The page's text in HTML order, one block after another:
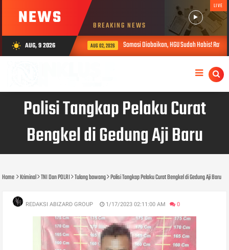
NEWS BREAKING NEWS
LIVE
wb_sunny AUG, 9 2026 AUG 02, 2026 Somasi Diabaikan, HGU Sudah Habis!
Polisi Tangkap Pelaku Curat
Bengkel di Gedung Aji Baru
Home Kriminal TNI Dan POLRI Tulang bawang Polisi Tangkap Pelaku Curat Bengkel di Gedung Aji Baru
REDAKSI ABIZARD GROUP 1/17/2023 02:11:00 AM 0